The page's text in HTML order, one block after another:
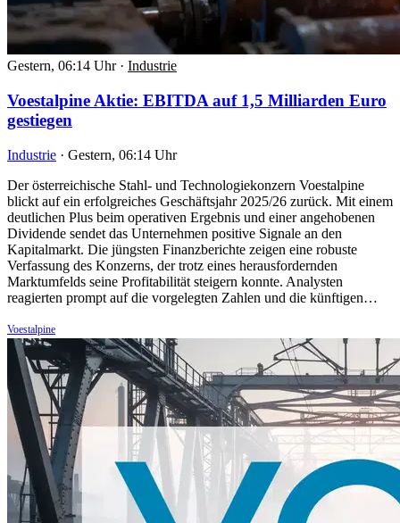
Gestern, 06:14 Uhr · Industrie
Voestalpine Aktie: EBITDA auf 1,5 Milliarden Euro
gestiegen
Industrie · Gestern, 06:14 Uhr
Der österreichische Stahl- und Technologiekonzern Voestalpine
blickt auf ein erfolgreiches Geschäftsjahr 2025/26 zurück. Mit einem
deutlichen Plus beim operativen Ergebnis und einer angehobenen
Dividende sendet das Unternehmen positive Signale an den
Kapitalmarkt. Die jüngsten Finanzberichte zeigen eine robuste
Verfassung des Konzerns, der trotz eines herausfordernden
Marktumfelds seine Profitabilität steigern konnte. Analysten
reagierten prompt auf die vorgelegten Zahlen und die künftigen…
Voestalpine